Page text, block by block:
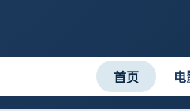
首页 电